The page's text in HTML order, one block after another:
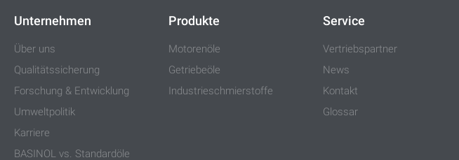
Unternehmen
Über uns
Qualitätssicherung
Forschung & Entwicklung
Umweltpolitik
Karriere
BASINOL vs. Standardöle
Produkte
Motorenöle
Getriebeöle
Industrieschmierstoffe
Service
Vertriebspartner
News
Kontakt
Glossar